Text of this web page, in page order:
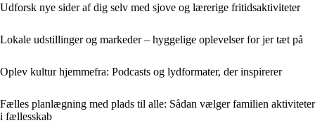
Udforsk nye sider af dig selv med sjove og lærerige fritidsaktiviteter
Lokale udstillinger og markeder – hyggelige oplevelser for jer tæt på
Oplev kultur hjemmefra: Podcasts og lydformater, der inspirerer
Fælles planlægning med plads til alle: Sådan vælger familien aktiviteter
i fællesskab